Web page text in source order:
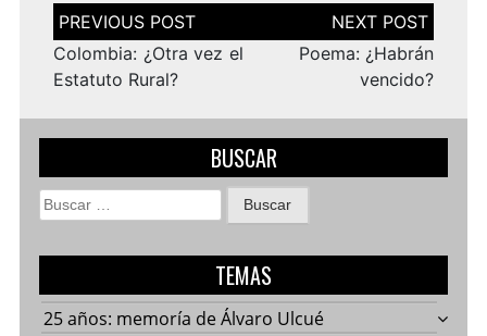
Navegación
de
entradas
Colombia: ¿Otra vez el
Estatuto Rural?
Poema: ¿Habrán
vencido?
BUSCAR
Buscar:
TEMAS
25 años: memoría de Álvaro Ulcué